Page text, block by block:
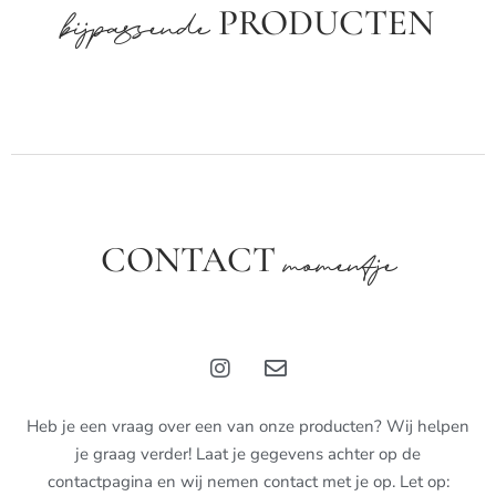
bijpassendePRODUCTEN
CONTACTmomentje
Heb je een vraag over een van onze producten? Wij helpen
je graag verder! Laat je gegevens achter op de
contactpagina en wij nemen contact met je op. Let op: